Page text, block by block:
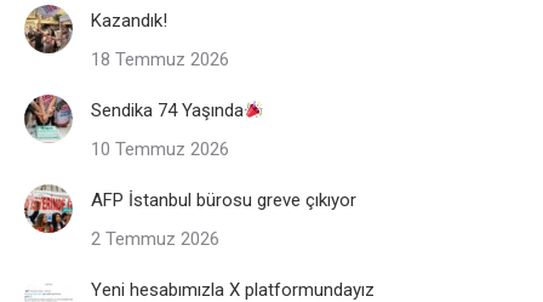
Kazandık!
18 Temmuz 2026
Sendika 74 Yaşında
10 Temmuz 2026
AFP İstanbul bürosu greve çıkıyor
2 Temmuz 2026
Yeni hesabımızla X platformundayız